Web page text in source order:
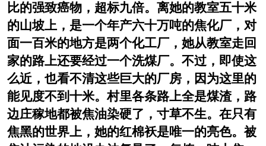
比的强致癌物，超标九倍。离她的教室五十米
的山坡上，是一个年产六十万吨的焦化厂，对
面一百米的地方是两个化工厂，她从教室走回
家的路上还要经过一个洗煤厂。不过，即使这
么近，也看不清这些巨大的厂房，因为这里的
能见度不到十米。村里各条路上全是煤渣，路
边庄稼地都被焦油染硬了，寸草不生。在只有
焦黑的世界上，她的红棉袄是唯一的亮色。被